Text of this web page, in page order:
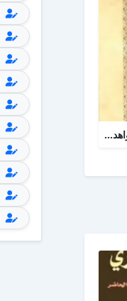
معاهد التنصيص شرح شواهد التلخيص وبهامشه بدائع البدائه